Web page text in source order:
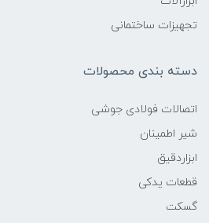
تجهیزات ساختمانی
دسته بندی محصولات
اتصالات فولادی جوشی
شیر اطمینان
ابزاردقیق
قطعات یدکی
گسکت